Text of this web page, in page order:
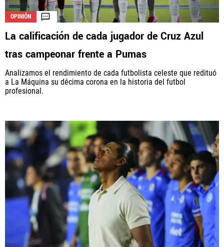
OPINIÓN
La calificación de cada jugador de Cruz Azul
tras campeonar frente a Pumas
Analizamos el rendimiento de cada futbolista celeste que redituó
a La Máquina su décima corona en la historia del futbol
profesional.